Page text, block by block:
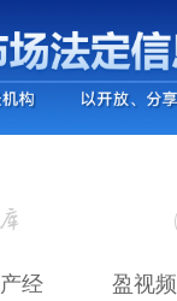
产经 盈视频